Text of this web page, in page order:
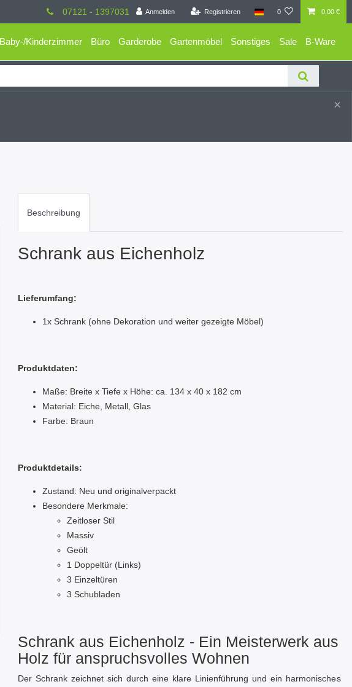
Anmelden Registrieren 0 0,00 €
07121 - 1397031
Baby-/Kinderzimmer Büro Garderobe Gartenmöbel Sonstiges Sale B-Ware
×
Beschreibung
Schrank aus Eichenholz
Lieferumfang:
1x Schrank (ohne Dekoration und weiter gezeigte Möbel)
Produktdaten:
Maße: Breite x Tiefe x Höhe: ca. 134 x 40 x 182 cm
Material: Eiche, Metall, Glas
Farbe: Braun
Produktdetails:
Zustand: Neu und originalverpackt
Besondere Merkmale:
Zeitloser Stil
Massiv
Geölt
1 Doppeltür (Links)
3 Einzeltüren
3 Schubladen
Schrank aus Eichenholz - Ein Meisterwerk aus
Holz für anspruchsvolles Wohnen
Der Schrank zeichnet sich durch eine klare Linienführung und ein harmonisches